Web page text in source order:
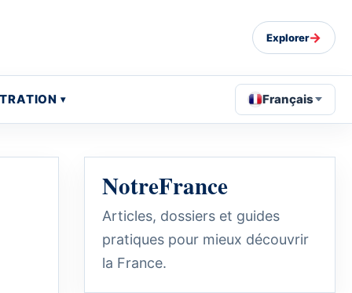
Explorer→
Français
NotreFrance
Articles, dossiers et guides
pratiques pour mieux découvrir
la France.